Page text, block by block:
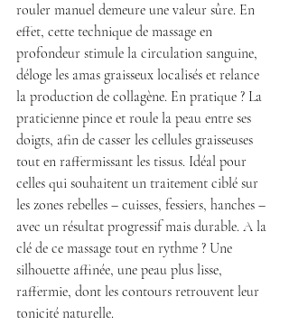
rouler manuel demeure une valeur sûre. En
effet, cette technique de massage en
profondeur stimule la circulation sanguine,
déloge les amas graisseux localisés et relance
la production de collagène. En pratique ? La
praticienne pince et roule la peau entre ses
doigts, afin de casser les cellules graisseuses
tout en raffermissant les tissus. Idéal pour
celles qui souhaitent un traitement ciblé sur
les zones rebelles – cuisses, fessiers, hanches –
avec un résultat progressif mais durable. A la
clé de ce massage tout en rythme ? Une
silhouette affinée, une peau plus lisse,
raffermie, dont les contours retrouvent leur
tonicité naturelle.